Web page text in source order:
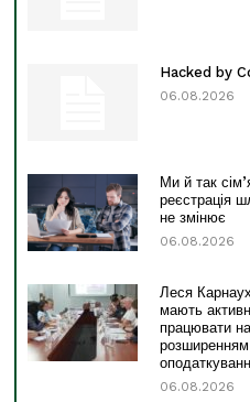
Hacked by
06.08.2026
Ми й так
реєстрація
не змінює
06.08.2026
Леся
мають
працювати
06.08.2026